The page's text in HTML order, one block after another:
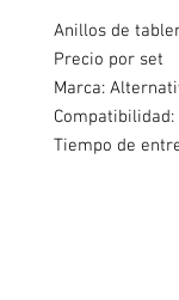
Anillos de
Precio por set
Marca:
Compatibilidad:
Tiempo de